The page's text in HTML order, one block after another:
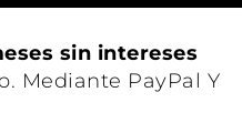
sin intereses
Mediante PayPal Y